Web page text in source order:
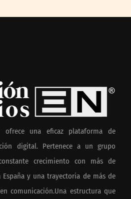
ofrece una eficaz plataforma de
digital. Pertenece a un grupo
crecimiento con más de
y una trayectoria de más de
comunicación.Una estructura que